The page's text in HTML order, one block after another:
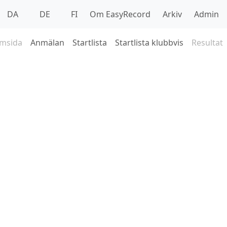
DA DE FI Om EasyRecord Arkiv Admin
Anmälan Startlista Startlista klubbvis Resultat